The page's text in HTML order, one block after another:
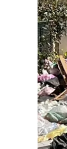
Lac Network